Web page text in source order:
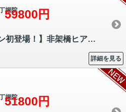
59800円
【59,800円】≪【くまポン初登場！】非架橋ヒアルロン酸とアミノ酸、ペプチ…
詳細を見る
51800円